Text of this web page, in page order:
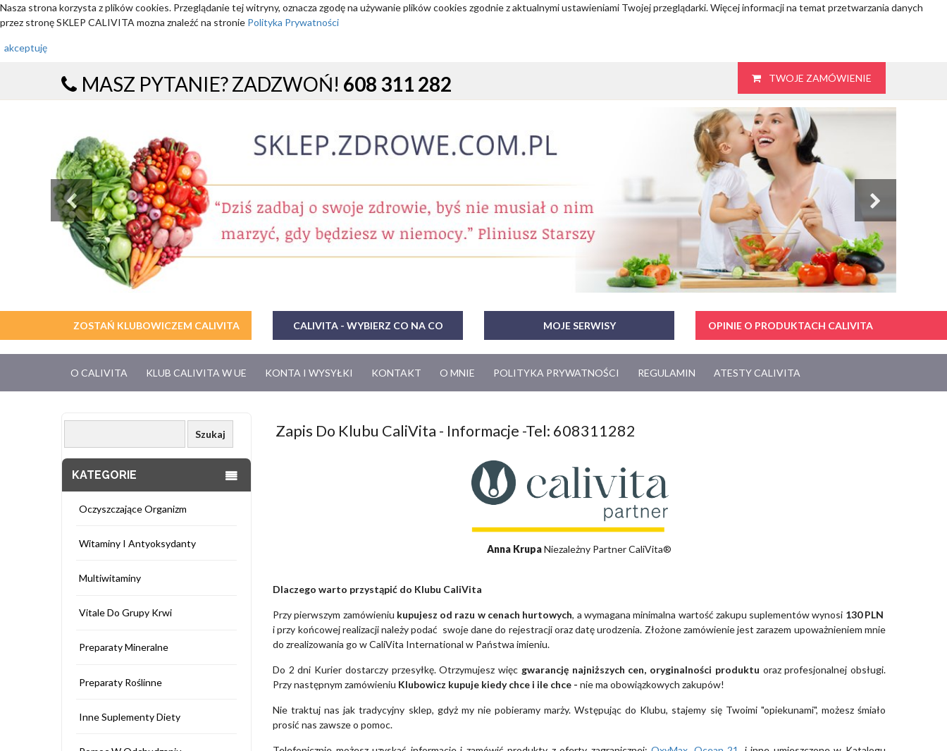
Nasza strona korzysta z plików cookies. Przeglądanie tej witryny, oznacza zgodę na używanie plików cookies zgodnie z aktualnymi ustawieniami Twojej przeglądarki. Więcej informacji na temat przetwarzania danych
przez stronę SKLEP CALIVITA mozna znaleźć na stronie Polityka Prywatności
akceptuję
MASZ PYTANIE? ZADZWOŃ! 608 311 282 TWOJE ZAMÓWIENIE
ZOSTAŃ KLUBOWICZEM CALIVITA CALIVITA - WYBIERZ CO NA CO MOJE SERWISY OPINIE O PRODUKTACH CALIVITA
O CALIVITA KLUB CALIVITA W UE KONTA I WYSYŁKI KONTAKT O MNIE POLITYKA PRYWATNOŚCI REGULAMIN ATESTY CALIVITA
KATEGORIE
Oczyszczające Organizm
Witaminy I Antyoksydanty
Multiwitaminy
Vitale Do Grupy Krwi
Preparaty Mineralne
Preparaty Roślinne
Inne Suplementy Diety
Zapis Do Klubu CaliVita - Informacje -Tel: 608311282
Anna KrupaNiezależny Partner CaliVita®
Dlaczego warto przystąpić do Klubu CaliVita
Przy pierwszym zamówieniu kupujesz od razu w cenach hurtowych, a wymagana minimalna wartość zakupu suplementów wynosi 130 PLN
i przy końcowej realizacji należy podać swoje dane do rejestracji oraz datę urodzenia. Złożone zamówienie jest zarazem upoważnieniem mnie
do zrealizowania go w CaliVita International w Państwa imieniu.
Do 2 dni Kurier dostarczy przesyłkę. Otrzymujesz więc gwarancję najniższych cen, oryginalności produktu oraz profesjonalnej obsługi.
Przy następnym zamówieniu Klubowicz kupuje kiedy chce i ile chce - nie ma obowiązkowych zakupów!
Nie traktuj nas jak tradycyjny sklep, gdyż my nie pobieramy marży. Wstępując do Klubu, stajemy się Twoimi "opiekunami", możesz śmiało
prosić nas zawsze o pomoc.